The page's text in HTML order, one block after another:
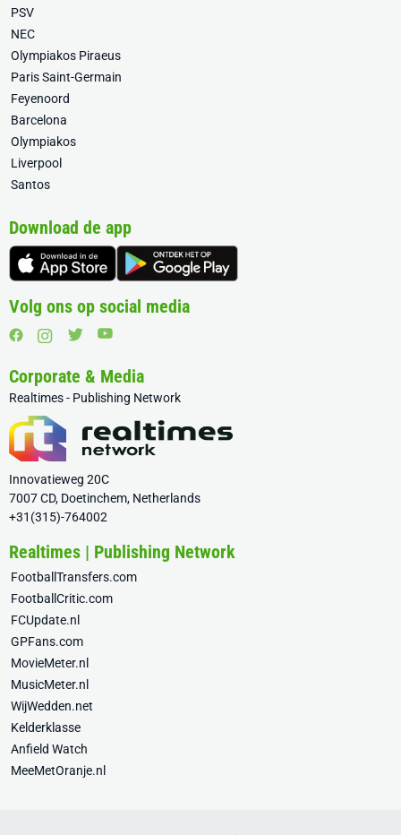
PSV
NEC
Olympiakos Piraeus
Paris Saint-Germain
Feyenoord
Barcelona
Olympiakos
Liverpool
Santos
Download de app
Volg ons op social media
Corporate & Media
Realtimes - Publishing Network
Innovatieweg 20C
7007 CD, Doetinchem, Netherlands
+31(315)-764002
Realtimes | Publishing Network
FootballTransfers.com
FootballCritic.com
FCUpdate.nl
GPFans.com
MovieMeter.nl
MusicMeter.nl
WijWedden.net
Kelderklasse
Anfield Watch
MeeMetOranje.nl